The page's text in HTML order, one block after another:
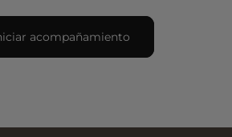
acompañamiento